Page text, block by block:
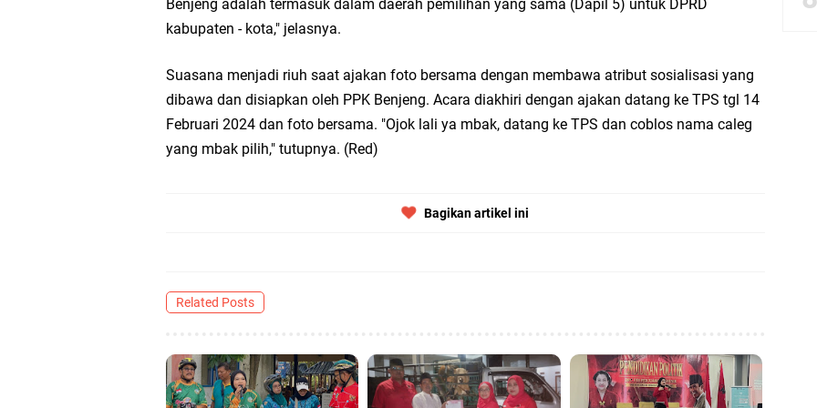
Takmir Masjid KH Robbach Ma’sum Gelar Penyembelihan Hewan Qurban dari Bupati & Kepala
DPC PDI Perjuangan Gresik Tebar Berkah Idul Adha, Bagikan Daging Kurban untuk Ratusan Warga
Benjeng adalah termasuk dalam daerah pemilihan yang sama (Dapil 5) untuk DPRD
kabupaten - kota," jelasnya.
Suasana menjadi riuh saat ajakan foto bersama dengan membawa atribut sosialisasi yang
dibawa dan disiapkan oleh PPK Benjeng. Acara diakhiri dengan ajakan datang ke TPS tgl 14
Februari 2024 dan foto bersama. "Ojok lali ya mbak, datang ke TPS dan coblos nama caleg
yang mbak pilih," tutupnya. (Red)
Bagikan artikel ini
Related Posts